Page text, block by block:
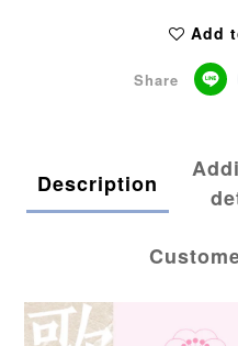
Add
Share
Description